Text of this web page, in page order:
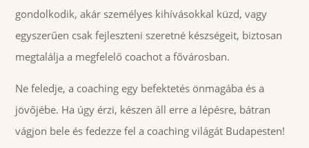
gondolkodik, akár személyes kihívásokkal küzd, vagy
egyszerűen csak fejleszteni szeretné készségeit, biztosan
megtalálja a megfelelő coachot a fővárosban.
Ne feledje, a coaching egy befektetés önmagába és a
jövőjébe. Ha úgy érzi, készen áll erre a lépésre, bátran
vágjon bele és fedezze fel a coaching világát Budapesten!